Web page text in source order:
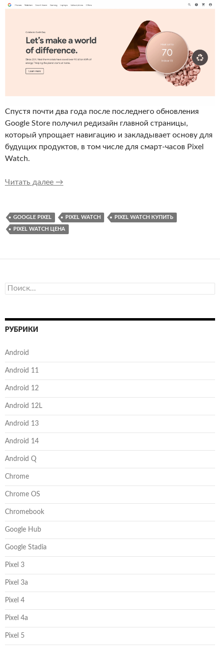
Спустя почти два года после последнего обновления
Google Store получил редизайн главной страницы,
который упрощает навигацию и закладывает основу для
будущих продуктов, в том числе для смарт-часов Pixel
Watch.
Читать далее Редизайн Google Store говорит о скором
→
GOOGLE PIXEL PIXEL WATCH PIXEL WATCH КУПИТЬ
PIXEL WATCH ЦЕНА
Найти:
РУБРИКИ
Android
Android 11
Android 12
Android 12L
Android 13
Android 14
Android Q
Chrome
Chrome OS
Chromebook
Google Hub
Google Stadia
Pixel 3
Pixel 3a
Pixel 4
Pixel 4a
Pixel 5